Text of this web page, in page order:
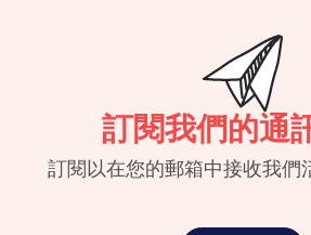
訂閱我們的通
訂閱以在您的郵箱中接收我們